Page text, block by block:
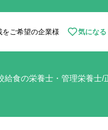
をご希望の企業様 気になる
給食の栄養士・管理栄養士/